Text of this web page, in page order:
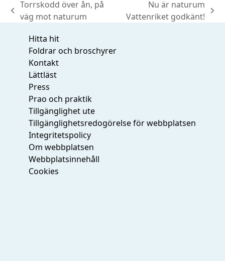
previous
Torrskodd över ån, på
väg mot naturum
next
Nu är naturum
Vattenriket godkänt!
Hitta hit
Foldrar och broschyrer
Kontakt
Lättläst
Press
Prao och praktik
Tillgänglighet ute
Tillgänglighetsredogörelse för webbplatsen
Integritetspolicy
Om webbplatsen
Webbplatsinnehåll
Cookies